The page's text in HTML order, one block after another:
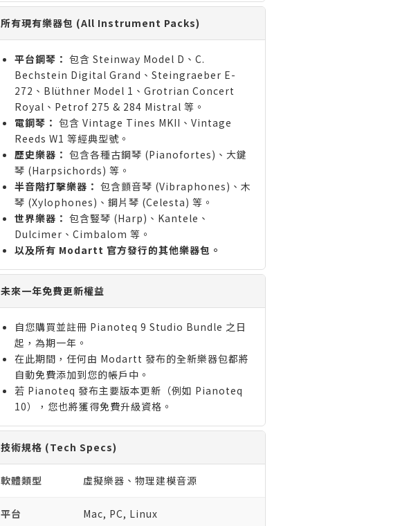
所有現有樂器包 (All Instrument Packs)
平台鋼琴： 包含 Steinway Model D、C.
Bechstein Digital Grand、Steingraeber E-
272、Blüthner Model 1、Grotrian Concert
Royal、Petrof 275 & 284 Mistral 等。
電鋼琴： 包含 Vintage Tines MKII、Vintage
Reeds W1 等經典型號。
歷史樂器： 包含各種古鋼琴 (Pianofortes)、大鍵
琴 (Harpsichords) 等。
半音階打擊樂器： 包含顫音琴 (Vibraphones)、木
琴 (Xylophones)、鋼片琴 (Celesta) 等。
世界樂器： 包含豎琴 (Harp)、Kantele、
Dulcimer、Cimbalom 等。
以及所有 Modartt 官方發行的其他樂器包。
未來一年免費更新權益
自您購買並註冊 Pianoteq 9 Studio Bundle 之日
起，為期一年。
在此期間，任何由 Modartt 發布的全新樂器包都將
自動免費添加到您的帳戶中。
若 Pianoteq 發布主要版本更新（例如 Pianoteq
10），您也將獲得免費升級資格。
技術規格 (Tech Specs)
軟體類型 虛擬樂器、物理建模音源
平台 Mac, PC, Linux